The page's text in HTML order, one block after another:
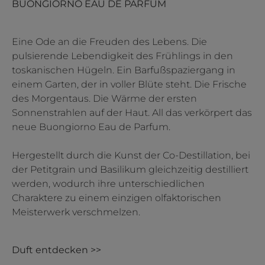
BUONGIORNO EAU DE PARFUM
Eine Ode an die Freuden des Lebens. Die
pulsierende Lebendigkeit des Frühlings in den
toskanischen Hügeln. Ein Barfußspaziergang in
einem Garten, der in voller Blüte steht. Die Frische
des Morgentaus. Die Wärme der ersten
Sonnenstrahlen auf der Haut. All das verkörpert das
neue Buongiorno Eau de Parfum.
Hergestellt durch die Kunst der Co-Destillation, bei
der Petitgrain und Basilikum gleichzeitig destilliert
werden, wodurch ihre unterschiedlichen
Charaktere zu einem einzigen olfaktorischen
Meisterwerk verschmelzen.
Duft entdecken >>